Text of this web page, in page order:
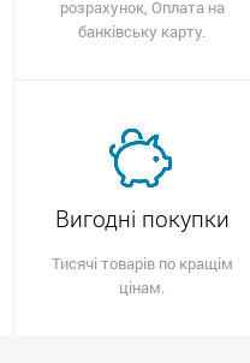
розрахунок, Оплата на
банківську карту.
Вигодні покупки
Тисячі товарів по кращім
цінам.